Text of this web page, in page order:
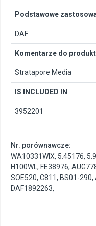
Podstawowe
DAF
Komentarze do
Stratapore Media
IS INCLUDED IN
3952201
Nr. porównawcze:
WA10331WIX, 5.45176,
H100WL , FE38976,
SOE520, C811, BS01-290,
DAF1892263,